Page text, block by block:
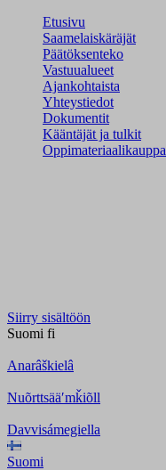
Etusivu
Saamelaiskäräjät
Päätöksenteko
Vastuualueet
Ajankohtaista
Yhteystiedot
Dokumentit
Kääntäjät ja tulkit
Oppimateriaalikauppa
Siirry sisältöön
Suomi fi
Anarâškielâ
Nuõrttsääʹmǩiõll
Davvisámegiella
Suomi